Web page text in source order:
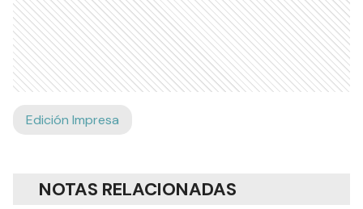
Edición Impresa
NOTAS RELACIONADAS